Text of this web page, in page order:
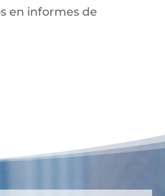
en informes de